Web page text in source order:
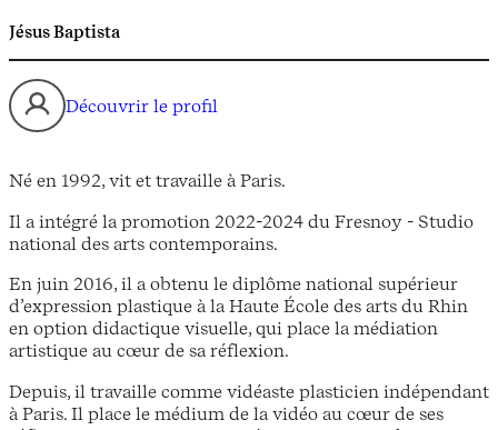
Jésus Baptista
Découvrir le profil
Né en 1992, vit et travaille à Paris.
Il a intégré la promotion 2022-2024 du Fresnoy - Studio
national des arts contemporains.
En juin 2016, il a obtenu le diplôme national supérieur
d’expression plastique à la Haute École des arts du Rhin
en option didactique visuelle, qui place la médiation
artistique au cœur de sa réflexion.
Depuis, il travaille comme vidéaste plasticien indépendant
à Paris. Il place le médium de la vidéo au cœur de ses